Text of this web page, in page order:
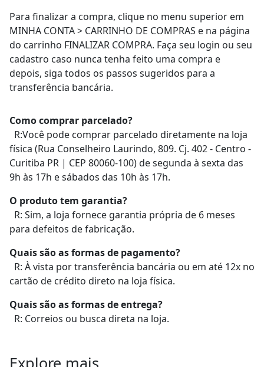
Para finalizar a compra, clique no menu superior em
MINHA CONTA > CARRINHO DE COMPRAS e na página
do carrinho FINALIZAR COMPRA. Faça seu login ou seu
cadastro caso nunca tenha feito uma compra e
depois, siga todos os passos sugeridos para a
transferência bancária.
Como comprar parcelado?
R:Você pode comprar parcelado diretamente na loja
física (Rua Conselheiro Laurindo, 809. Cj. 402 - Centro -
Curitiba PR | CEP 80060-100) de segunda à sexta das
9h às 17h e sábados das 10h às 17h.
O produto tem garantia?
R: Sim, a loja fornece garantia própria de 6 meses
para defeitos de fabricação.
Quais são as formas de pagamento?
R: À vista por transferência bancária ou em até 12x no
cartão de crédito direto na loja física.
Quais são as formas de entrega?
R: Correios ou busca direta na loja.
Explore mais